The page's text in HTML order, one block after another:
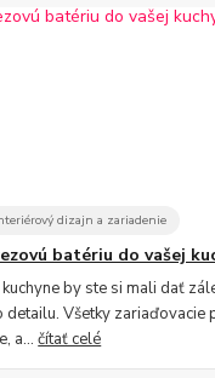
dizajn a zariadenie
batériu do vašej
by ste si mali dať
detailu. Všetky
a...čítať celé